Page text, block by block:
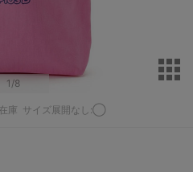
1 /8
在庫 サイズ展開なし:◯